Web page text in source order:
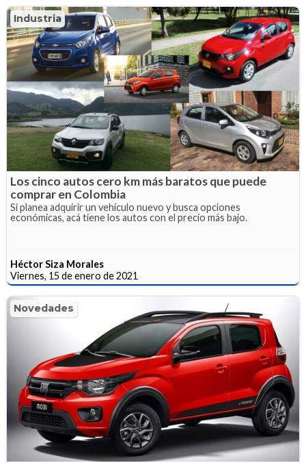
Industria
Los cinco autos cero km más baratos que puede
comprar en Colombia
Si planea adquirir un vehículo nuevo y busca opciones
económicas, acá tiene los autos con el precio más bajo.
Héctor Siza Morales
Viernes, 15 de enero de 2021
Novedades